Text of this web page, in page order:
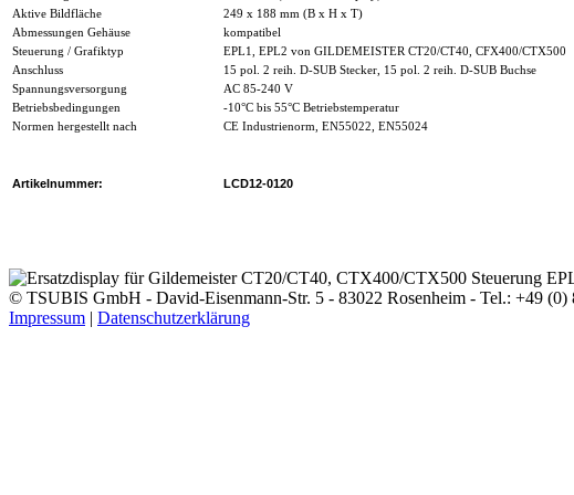
Aktive Bildfläche
249 x 188 mm (B x H x T)
Abmessungen Gehäuse
kompatibel
Steuerung / Grafiktyp
EPL1, EPL2 von GILDEMEISTER CT20/CT40, CFX400/CTX500
Anschluss
15 pol. 2 reih. D-SUB Stecker, 15 pol. 2 reih. D-SUB Buchse
Spannungsversorgung
AC 85-240 V
Betriebsbedingungen
-10°C bis 55°C Betriebstemperatur
Normen hergestellt nach
CE Industrienorm, EN55022, EN55024
Artikelnummer: LCD12-0120
© TSUBIS GmbH - David-Eisenmann-Str. 5 - 83022 Rosenheim - Tel.: +49
Impressum | Datenschutzerklärung